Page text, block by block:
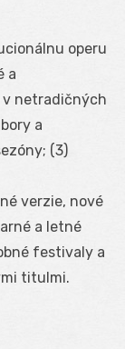
operu
a
v netradičných
a
(3)
verzie, nové
a letné
festivaly a
titulmi.